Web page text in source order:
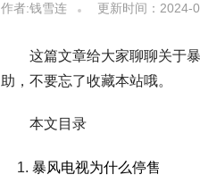
作者:钱雪连 更新时间：2024-
这篇文章给大家聊聊关于
助，不要忘了收藏本站哦。
本文目录
暴风电视为什么停售